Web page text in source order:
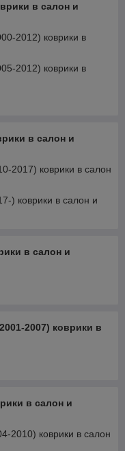
в салон и
2012) коврики в
2012) коврики в
2018) коврики в
в салон и
2017) коврики в салон
) коврики в салон и
в салон и
2007) коврики в
в салон и
2010) коврики в салон